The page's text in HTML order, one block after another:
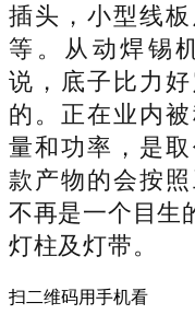
插头，小型线
等。从动焊锡
说，底子比力
的。正在业内
量和功率，是
款产物的会按
不再是一个目生
灯柱及灯带。
扫二维码用手机看